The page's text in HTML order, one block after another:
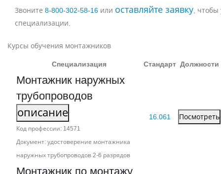
Звоните 8‑800‑302‑58‑16 или оставляйте заявку, чтобы
специализации.
Курсы обучения монтажников
Специализация Стандарт Должности
Монтажник наружных
трубопроводов
описание
Код профессии: 14571
Документ: удостоверение монтажника
наружных трубопроводов 2‑6 разрядов
16.061 Посмотреть
Монтажник по монтажу